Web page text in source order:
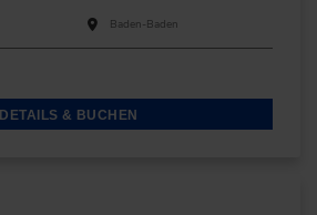
Baden-Baden
DETAILS & BUCHEN